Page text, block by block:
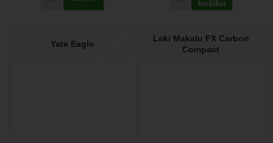
košíku
Yate Eagle
Leki Makalu FX Carbon
Compact